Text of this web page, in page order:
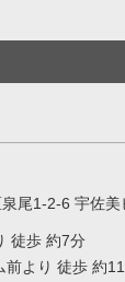
尾1-2-6 宇佐美
徒歩 約7分
前より 徒歩 約